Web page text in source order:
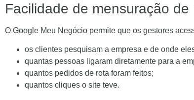
Facilidade de mensuração de
O Google Meu Negócio permite que os gestores
os clientes pesquisam a empresa e de onde
quantas pessoas ligaram diretamente para a
quantos pedidos de rota foram feitos;
quantos cliques o site teve.